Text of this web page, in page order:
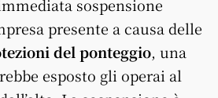
sospensione
presente a causa delle
del ponteggio, una
esposto gli operai al